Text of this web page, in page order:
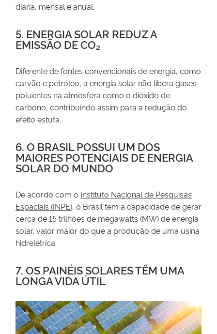
diária, mensal e anual.
5. ENERGIA SOLAR REDUZ A
EMISSÃO DE CO₂
Diferente de fontes convencionais de energia, como
carvão e petróleo, a energia solar não libera gases
poluentes na atmosfera como o dióxido de
carbono, contribuindo assim para a redução do
efeito estufa.
6. O BRASIL POSSUI UM DOS
MAIORES POTENCIAIS DE ENERGIA
SOLAR DO MUNDO
De acordo com o Instituto Nacional de Pesquisas
Espaciais (INPE), o Brasil tem a capacidade de gerar
cerca de 15 trilhões de megawatts (MW) de energia
solar, valor maior do que a produção de uma usina
hidrelétrica.
7. OS PAINÉIS SOLARES TÊM UMA
LONGA VIDA ÚTIL